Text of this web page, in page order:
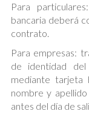
Para
bancaria deberá
contrato.
Para empresas:
de identidad del
mediante tarjeta
nombre y
antes del día de